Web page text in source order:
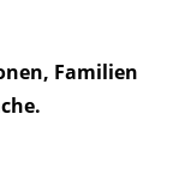
Familien